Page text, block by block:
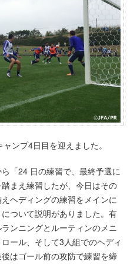
ンプ4日目を迎えました。
「24 日の練習で、最終予選に
まえ練習したが、今日はその
ヘディングの練習をメインに
ついて説明がありました。有
ンニングとルーティンのメニ
ール、そして3人組でのヘディ
はゴール前の攻防で練習を締